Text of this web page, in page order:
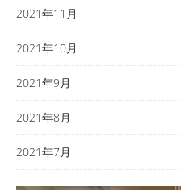
2021年11月
2021年10月
2021年9月
2021年8月
2021年7月